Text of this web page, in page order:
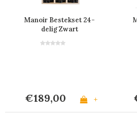
Manoir Bestekset 24-
delig Zwart
€189,00 +